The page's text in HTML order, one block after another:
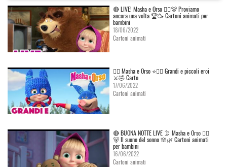
🔴 LIVE! Masha e Orso 👱‍♀️🐻 Proviamo
ancora una volta 🏆🥳 Cartoni animati per
bambini
18/06/2022
Cartoni animati
👱‍♀️ Masha e Orso ⭐🦸‍♀️ Grandi e piccoli eroi
⚔️🤣 Carto
17/06/2022
Cartoni animati
🔴 BUONA NOTTE LIVE 🌛 Masha e Orso 👱‍♀️
🐻 Il suono del sonno 🌸🌿 Cartoni animati
per bambini
16/06/2022
Cartoni animati